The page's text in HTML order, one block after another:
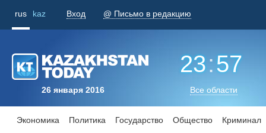
rus kaz Вход @ Письмо в редакцию
26 января 2016
23:57
Все области
Экономика Политика Государство Общество
Криминал